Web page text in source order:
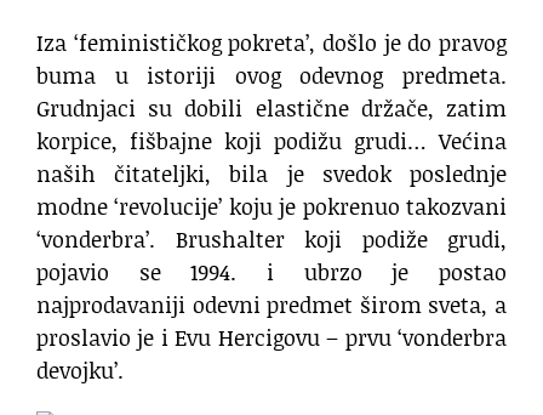
Iza ‘feminističkog pokreta’, došlo je do pravog
buma u istoriji ovog odevnog predmeta.
Grudnjaci su dobili elastične držače, zatim
korpice, fišbajne koji podižu grudi… Većina
naših čitateljki, bila je svedok poslednje
modne ‘revolucije’ koju je pokrenuo takozvani
‘vonderbra’. Brushalter koji podiže grudi,
pojavio se 1994. i ubrzo je postao
najprodavaniji odevni predmet širom sveta, a
proslavio je i Evu Hercigovu – prvu ‘vonderbra
devojku’.